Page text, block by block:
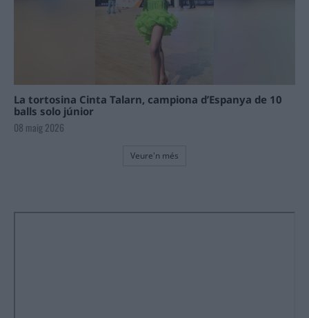
La tortosina Cinta Talarn, campiona d’Espanya de 10
balls solo júnior
08 maig 2026
Veure'n més